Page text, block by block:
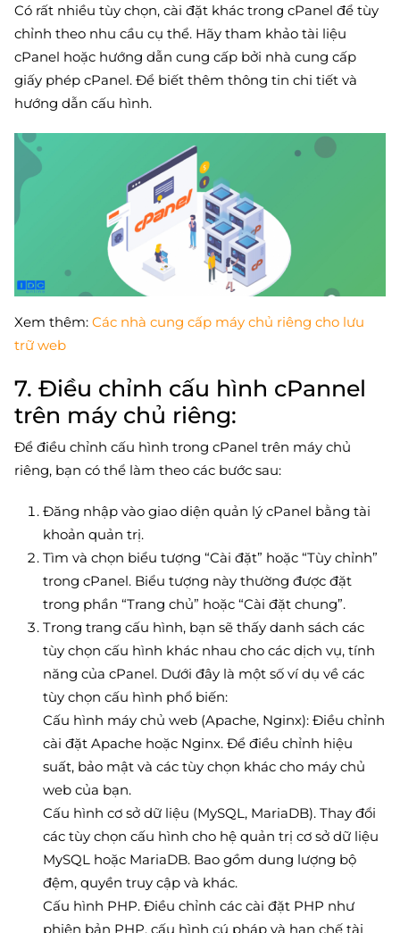
Có rất nhiều tùy chọn, cài đặt khác trong cPanel để tùy
chỉnh theo nhu cầu cụ thể. Hãy tham khảo tài liệu
cPanel hoặc hướng dẫn cung cấp bởi nhà cung cấp
giấy phép cPanel. Để biết thêm thông tin chi tiết và
hướng dẫn cấu hình.
Xem thêm:Các nhà cung cấp máy chủ riêng cho lưu
trữ web
7. Điều chỉnh cấu hình cPannel
trên máy chủ riêng:
Để điều chỉnh cấu hình trong cPanel trên máy chủ
riêng, bạn có thể làm theo các bước sau:
Đăng nhập vào giao diện quản lý cPanel bằng tài
khoản quản trị.
Tìm và chọn biểu tượng “Cài đặt” hoặc “Tùy chỉnh”
trong cPanel. Biểu tượng này thường được đặt
trong phần “Trang chủ” hoặc “Cài đặt chung”.
Trong trang cấu hình, bạn sẽ thấy danh sách các
tùy chọn cấu hình khác nhau cho các dịch vụ, tính
năng của cPanel. Dưới đây là một số ví dụ về các
tùy chọn cấu hình phổ biến:
Cấu hình máy chủ web (Apache, Nginx): Điều chỉnh
cài đặt Apache hoặc Nginx. Để điều chỉnh hiệu
suất, bảo mật và các tùy chọn khác cho máy chủ
web của bạn.
Cấu hình cơ sở dữ liệu (MySQL, MariaDB). Thay đổi
các tùy chọn cấu hình cho hệ quản trị cơ sở dữ liệu
MySQL hoặc MariaDB. Bao gồm dung lượng bộ
đệm, quyền truy cập và khác.
Cấu hình PHP. Điều chỉnh các cài đặt PHP như
phiên bản PHP, cấu hình cú pháp và hạn chế tài